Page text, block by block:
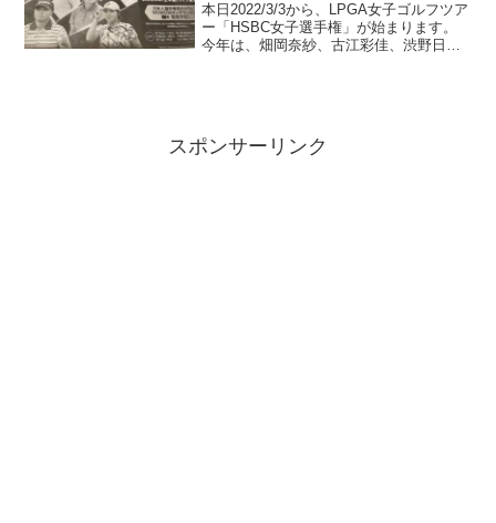
本日2022/3/3から、LPGA女子ゴルフツア
ー「HSBC女子選手権」が始まります。
今年は、畑岡奈紗、古江彩佳、渋野日向
スポンサーリンク